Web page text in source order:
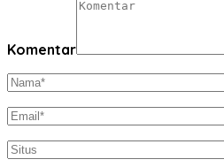
Komentar